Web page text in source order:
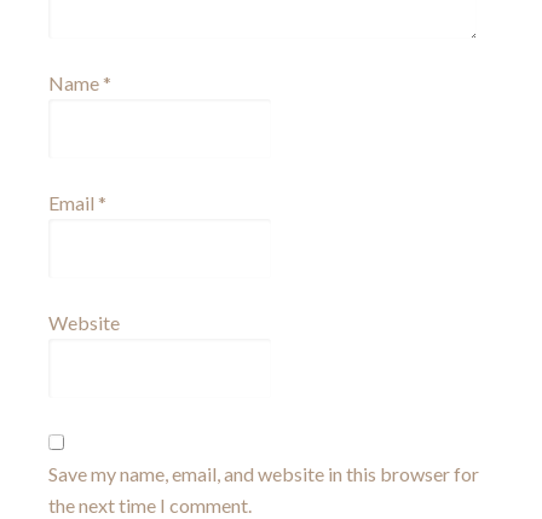
Name *
Email *
Website
Save my name, email, and website in this browser for
the next time I comment.